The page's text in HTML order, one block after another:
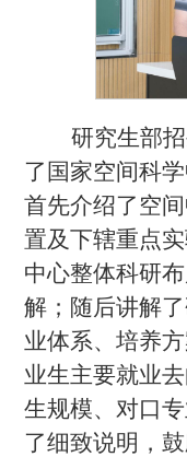
研究生部
了国家空间科
首先介绍了空
置及下辖重点
中心整体科研
解；随后讲解
业体系、培养
业生主要就业
生规模、对口
了细致说明，